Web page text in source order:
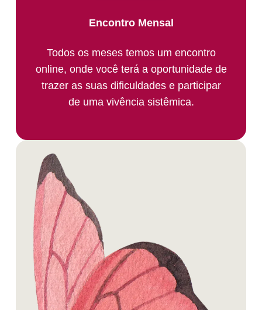
Encontro Mensal
Todos os meses temos um encontro
online, onde você terá a oportunidade de
trazer as suas dificuldades e participar
de uma vivência sistêmica.